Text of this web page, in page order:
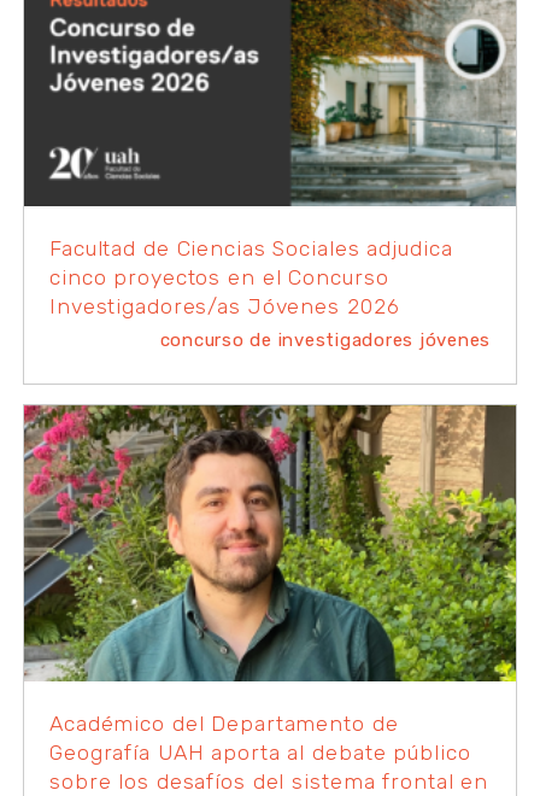
Facultad de Ciencias Sociales adjudica
cinco proyectos en el Concurso
Investigadores/as Jóvenes 2026
concurso de investigadores jóvenes
Académico del Departamento de
Geografía UAH aporta al debate público
sobre los desafíos del sistema frontal en